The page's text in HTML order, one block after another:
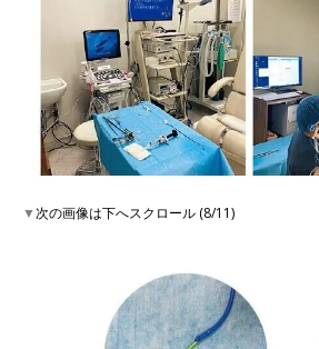
▼次の画像は下へスクロール (8/11)